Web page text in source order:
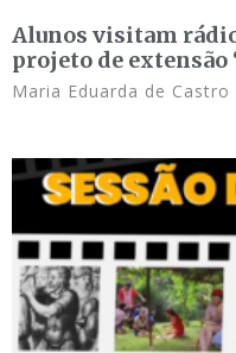
Alunos visitam
projeto de extensão
Maria Eduarda de Castro